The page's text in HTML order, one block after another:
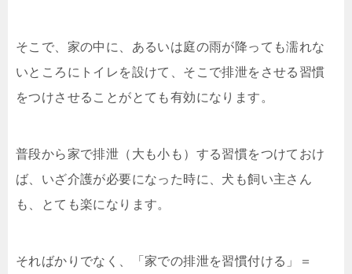
そこで、家の中に、あるいは庭の雨が降っても濡れな
いところにトイレを設けて、そこで排泄をさせる習慣
をつけさせることがとても有効になります。
普段から家で排泄（大も小も）する習慣をつけておけ
ば、いざ介護が必要になった時に、犬も飼い主さん
も、とても楽になります。
そればかりでなく、「家での排泄を習慣付ける」＝